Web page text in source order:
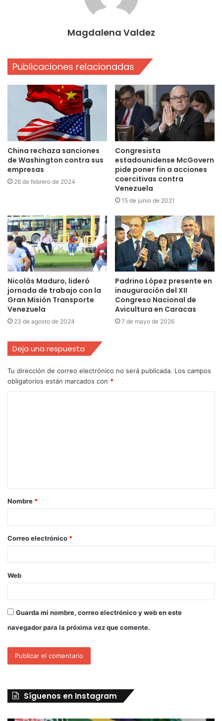
Magdalena Valdez
Publicaciones relacionadas
China rechaza sanciones
de Washington contra sus
empresas
26 de febrero de 2024
Congresista
estadounidense McGovern
pide poner fin a acciones
coercitivas contra
Venezuela
15 de junio de 2021
Nicolás Maduro, lideró
jornada de trabajo con la
Gran Misión Transporte
Venezuela
23 de agosto de 2024
Padrino López presente en
inauguración del XII
Congreso Nacional de
Avicultura ‎en Caracas
7 de mayo de 2026
Deja una respuesta
Tu dirección de correo electrónico no será publicada. Los campos
obligatorios están marcados con *
Nombre *
Correo electrónico *
Web
Guarda mi nombre, correo electrónico y web en este
navegador para la próxima vez que comente.
Síguenos en Instagram